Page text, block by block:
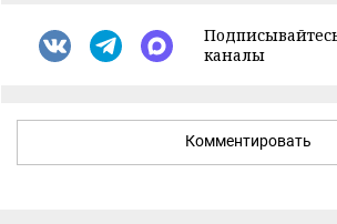
каналы
Комментировать